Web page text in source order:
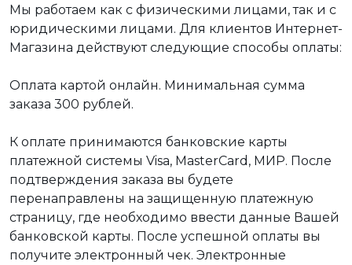
Мы работаем как с физическими лицами, так и с
юридическими лицами. Для клиентов Интернет-
Магазина действуют следующие способы оплаты:
Оплата картой онлайн. Минимальная сумма
заказа 300 рублей.
К оплате принимаются банковские карты
платежной системы Visa, MasterCard, МИР. После
подтверждения заказа вы будете
перенаправлены на защищенную платежную
страницу, где необходимо ввести данные Вашей
банковской карты. После успешной оплаты вы
получите электронный чек. Электронные